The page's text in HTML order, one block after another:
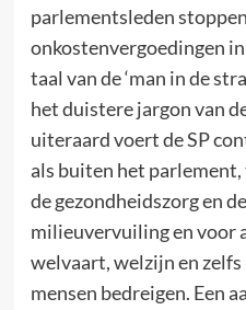
parlementsleden
onkostenvergoedingen
taal van de ‘man in de
het duistere jargon van
uiteraard voert de SP
als buiten het
de gezondheidszorg en
milieuvervuiling en voor
welvaart, welzijn en zelfs
mensen bedreigen. Een